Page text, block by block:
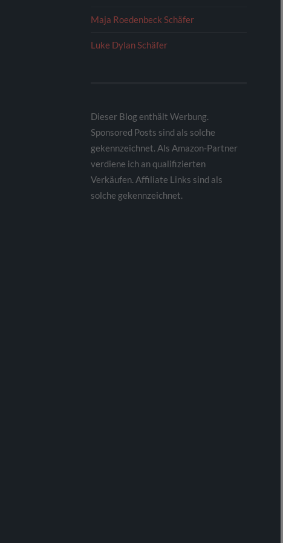
Maja Roedenbeck Schäfer
Luke Dylan Schäfer
Dieser Blog enthält Werbung.
Sponsored Posts sind als solche
gekennzeichnet. Als Amazon-Partner
verdiene ich an qualifizierten
Verkäufen. Affiliate Links sind als
solche gekennzeichnet.